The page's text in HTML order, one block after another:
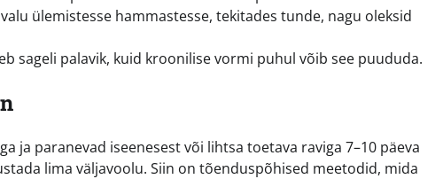
ülemistesse hammastesse, tekitades tunde, nagu oleksid
sageli palavik, kuid kroonilise vormi puhul võib see puududa.
ja paranevad iseenesest või lihtsa toetava raviga 7–10 päeva
lima väljavoolu. Siin on tõenduspõhised meetodid, mida